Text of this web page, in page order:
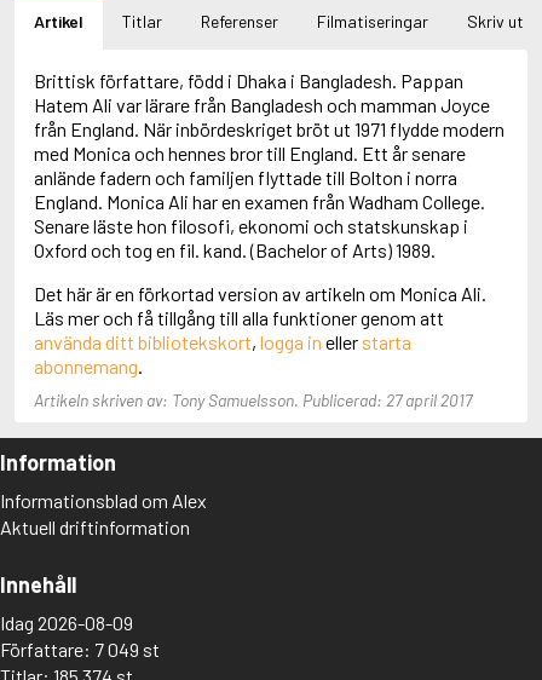
Adnan, Etel
Adolfsson, Evert
Adolfsson, Gunnar
Adolfsson, Josefine
Adolfsson, Maria
Adolphsen, Peter
Artikel Titlar Referenser Filmatiseringar Skriv ut
Brittisk författare, född i Dhaka i Bangladesh. Pappan
Hatem Ali var lärare från Bangladesh och mamman Joyce
från England. När inbördeskriget bröt ut 1971 flydde modern
med Monica och hennes bror till England. Ett år senare
anlände fadern och familjen flyttade till Bolton i norra
England. Monica Ali har en examen från Wadham College.
Senare läste hon filosofi, ekonomi och statskunskap i
Oxford och tog en fil. kand. (Bachelor of Arts) 1989.
Det här är en förkortad version av artikeln om Monica Ali.
Läs mer och få tillgång till alla funktioner genom att
använda ditt bibliotekskort, logga in eller starta
abonnemang
Artikeln skriven av: Tony Samuelsson. Publicerad: 27 april 2017
Information
Informationsblad om Alex
Aktuell driftinformation
Innehåll
Idag 2026-08-09
Författare: 7 049 st
Titlar: 185 374 st